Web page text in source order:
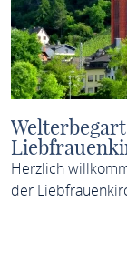
Herzlich
der